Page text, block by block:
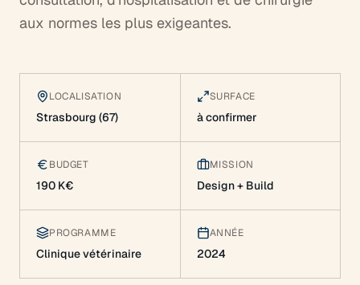
aux normes les plus exigeantes.
LOCALISATION
Strasbourg (67)
SURFACE
à confirmer
BUDGET
190 K€
MISSION
Design + Build
PROGRAMME
Clinique vétérinaire
ANNÉE
2024